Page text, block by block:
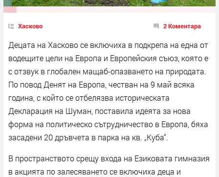
Хасково 2 Коментара
Децата на Хасково се включиха в подкрепа на една от
водещите цели на Европа и Европейския съюз, която е
с отзвук в глобален мащаб-опазването на природата.
По повод Денят на Европа, честван на 9 май всяка
година, с който се отбелязва историческата
Декларация на Шуман, поставила идеята за нова
форма на политическо сътрудничество в Европа, бяха
засадени 20 дръвчета в парка на кв. „Куба“.
В пространството срещу входа на Езиковата гимназия
в акцията по залесяването се включиха деца и